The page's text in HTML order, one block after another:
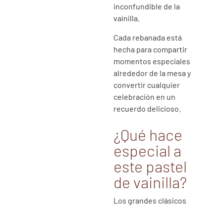
inconfundible de la
vainilla.
Cada rebanada está
hecha para compartir
momentos especiales
alrededor de la mesa y
convertir cualquier
celebración en un
recuerdo delicioso.
¿Qué hace
especial a
este pastel
de vainilla?
Los grandes clásicos